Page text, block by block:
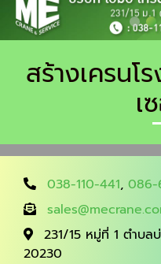
สร้างเครนโ
เ
038-110-441, 086-
231/15 หมู่ที่ 1 ตำบล
20230